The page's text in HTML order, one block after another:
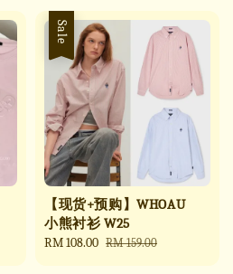
Sale
【现货+预购】WHOAU
小熊衬衫 W25
Sale
RM 108.00 Regular
RM 159.00